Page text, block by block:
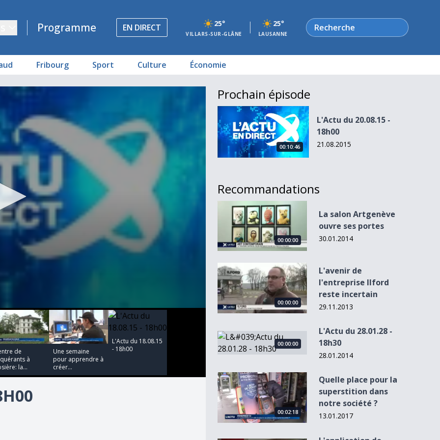
Programme EN DIRECT 25°
VILLARS-SUR-GLÂNE
25°
LAUSANNE
Rechercher
Fribourg Sport Culture Économie
de
à
la...
Une semaine
pour apprendre à
créer...
L'Actu du 18.08.15
- 18h00
Prochain épisode
L&#039;Actu du 20.08.15 - 18h00
00:10:46
L'Actu du 20.08.15 -
18h00
21.08.2015
Recommandations
La salon Artgenève ouvre ses portes
00:00:00
La salon Artgenève
ouvre ses portes
30.01.2014
L&#039;avenir de l&#039;entreprise Ilford reste incertain
00:00:00
L'avenir de
l'entreprise Ilford
reste incertain
29.11.2013
L&#039;Actu du 28.01.28 - 18h30
00:00:00
L'Actu du 28.01.28 -
18h30
28.01.2014
Quelle place pour la superstition dans notre société ?
00:02:18
Quelle place pour la
superstition dans
notre société ?
13.01.2017